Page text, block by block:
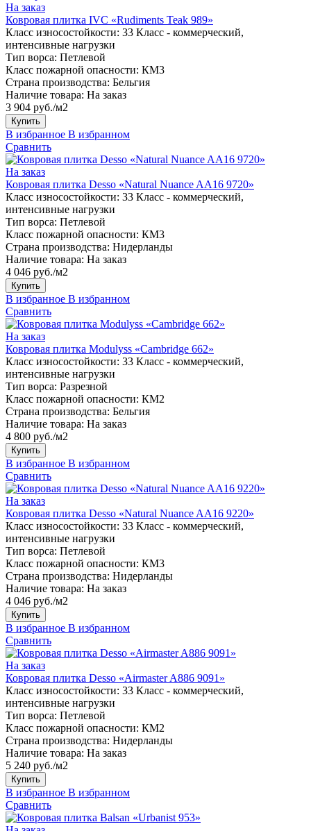
На заказ
Ковровая плитка IVC «Rudiments Teak 989»
Класс износостойкости: 33 Класс - коммерческий,
интенсивные нагрузки
Тип ворса: Петлевой
Класс пожарной опасности: КМ3
Страна производства: Бельгия
Наличие товара: На заказ
3 904 руб./м2
Купить
В избранное В избранном
Сравнить
На заказ
Ковровая плитка Desso «Natural Nuance AA16 9720»
Класс износостойкости: 33 Класс - коммерческий,
интенсивные нагрузки
Тип ворса: Петлевой
Класс пожарной опасности: КМ3
Страна производства: Нидерланды
Наличие товара: На заказ
4 046 руб./м2
Купить
В избранное В избранном
Сравнить
На заказ
Ковровая плитка Modulyss «Cambridge 662»
Класс износостойкости: 33 Класс - коммерческий,
интенсивные нагрузки
Тип ворса: Разрезной
Класс пожарной опасности: КМ2
Страна производства: Бельгия
Наличие товара: На заказ
4 800 руб./м2
Купить
В избранное В избранном
Сравнить
На заказ
Ковровая плитка Desso «Natural Nuance AA16 9220»
Класс износостойкости: 33 Класс - коммерческий,
интенсивные нагрузки
Тип ворса: Петлевой
Класс пожарной опасности: КМ3
Страна производства: Нидерланды
Наличие товара: На заказ
4 046 руб./м2
Купить
В избранное В избранном
Сравнить
На заказ
Ковровая плитка Desso «Airmaster A886 9091»
Класс износостойкости: 33 Класс - коммерческий,
интенсивные нагрузки
Тип ворса: Петлевой
Класс пожарной опасности: КМ2
Страна производства: Нидерланды
Наличие товара: На заказ
5 240 руб./м2
Купить
В избранное В избранном
Сравнить